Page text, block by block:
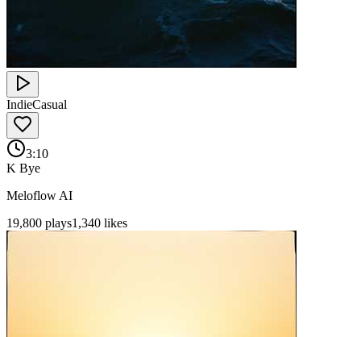
IndieCasual
3:10
K Bye
Meloflow AI
19,800 plays1,340 likes